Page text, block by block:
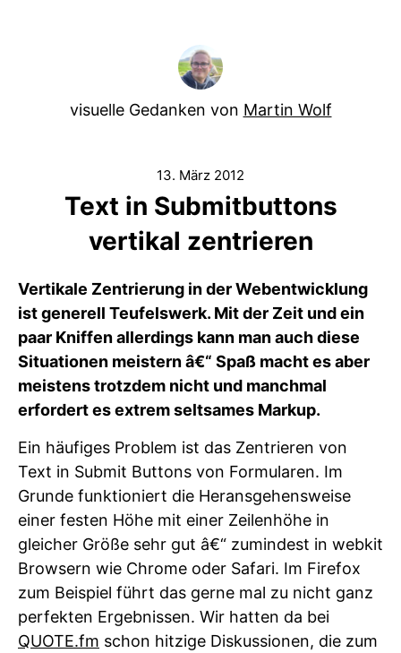
visuelle Gedanken von Martin Wolf
13. März 2012
Text in Submitbuttons
vertikal zentrieren
Vertikale Zentrierung in der Webentwicklung
ist generell Teufelswerk. Mit der Zeit und ein
paar Kniffen allerdings kann man auch diese
Situationen meistern â€“ Spaß macht es aber
meistens trotzdem nicht und manchmal
erfordert es extrem seltsames Markup.
Ein häufiges Problem ist das Zentrieren von
Text in Submit Buttons von Formularen. Im
Grunde funktioniert die Heransgehensweise
einer festen Höhe mit einer Zeilenhöhe in
gleicher Größe sehr gut â€“ zumindest in webkit
Browsern wie Chrome oder Safari. Im Firefox
zum Beispiel führt das gerne mal zu nicht ganz
perfekten Ergebnissen. Wir hatten da bei
QUOTE.fm schon hitzige Diskussionen, die zum